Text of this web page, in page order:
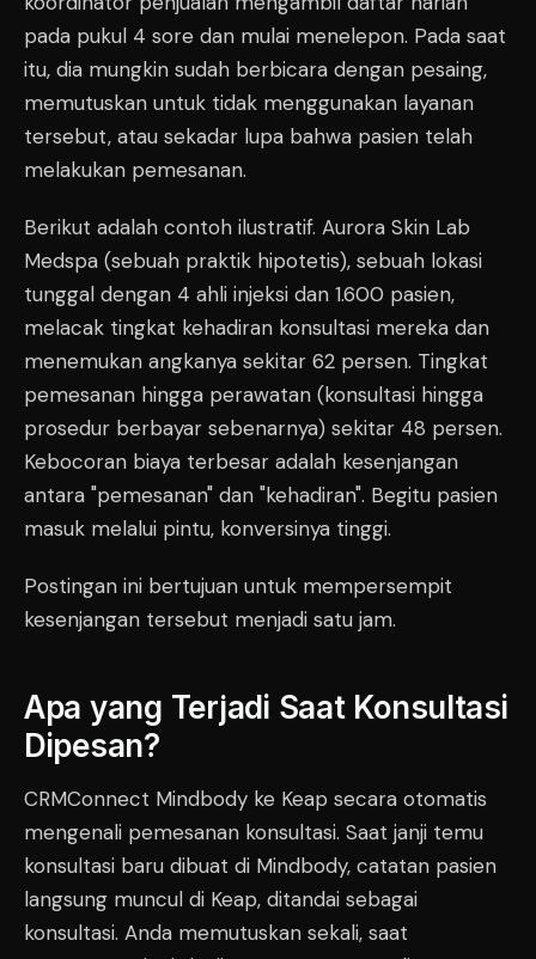
pada pukul 4 sore dan mulai menelepon. Pada saat
itu, dia mungkin sudah berbicara dengan pesaing,
memutuskan untuk tidak menggunakan layanan
tersebut, atau sekadar lupa bahwa pasien telah
melakukan pemesanan.
Berikut adalah contoh ilustratif. Aurora Skin Lab
Medspa (sebuah praktik hipotetis), sebuah lokasi
tunggal dengan 4 ahli injeksi dan 1.600 pasien,
melacak tingkat kehadiran konsultasi mereka dan
menemukan angkanya sekitar 62 persen. Tingkat
pemesanan hingga perawatan (konsultasi hingga
prosedur berbayar sebenarnya) sekitar 48 persen.
Kebocoran biaya terbesar adalah kesenjangan
antara "pemesanan" dan "kehadiran". Begitu pasien
masuk melalui pintu, konversinya tinggi.
Postingan ini bertujuan untuk mempersempit
kesenjangan tersebut menjadi satu jam.
Apa yang Terjadi Saat Konsultasi
Dipesan?
CRMConnect Mindbody ke Keap secara otomatis
mengenali pemesanan konsultasi. Saat janji temu
konsultasi baru dibuat di Mindbody, catatan pasien
langsung muncul di Keap, ditandai sebagai
konsultasi. Anda memutuskan sekali, saat